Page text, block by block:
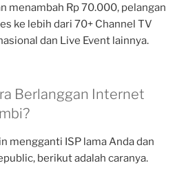
menambah Rp 70.000, pelangan
ke lebih dari 70+ Channel TV
dan Live Event lainnya.
Berlanggan Internet
mengganti ISP lama Anda dan
berikut adalah caranya.